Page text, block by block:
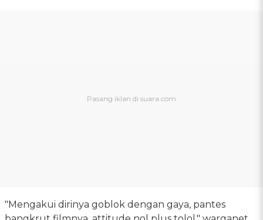
"Mengakui dirinya goblok dengan gaya, pantes